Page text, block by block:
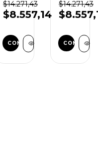
Anime
+1000
Diseños
$14.271,43
$8.557,14
Diseños
Para
Carcasas
de
Celular
$14.271,43